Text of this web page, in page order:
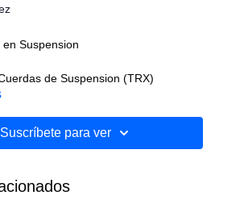
Suspension
de Suspension (TRX)
Suscríbete para ver